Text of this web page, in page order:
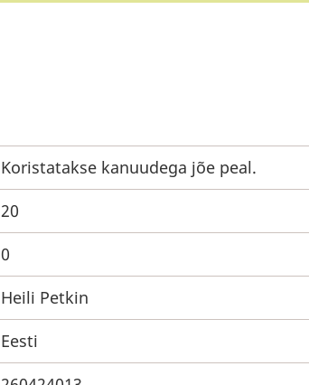
Koristatakse kanuudega jõe peal.
20
0
Heili Petkin
Eesti